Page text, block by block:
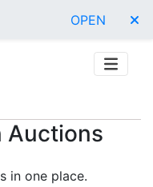
OPEN
Auctions
in one place.